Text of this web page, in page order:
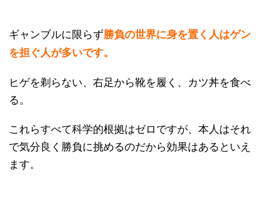
ギャンブルに限らず勝負の世界に身を置く人はゲン
を担ぐ人が多いです。
ヒゲを剃らない、右足から靴を履く、カツ丼を食べ
る。
これらすべて科学的根拠はゼロですが、本人はそれ
で気分良く勝負に挑めるのだから効果はあるといえ
ます。